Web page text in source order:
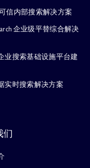
信内部搜索解决方案
企业级平替综合解决
业搜索基础设施平台建
实时搜索解决方案
们